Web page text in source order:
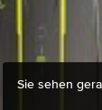
Sie sehen